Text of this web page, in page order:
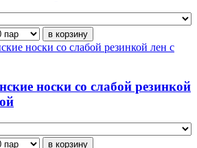
носки со слабой резинкой